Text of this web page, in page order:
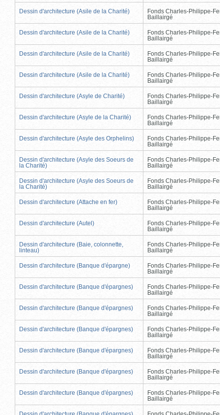
Dessin d'architecture (Asile de la Charité)
Fonds Charles-Philippe-
Baillairgé
Dessin d'architecture (Asile de la Charité)
Fonds Charles-Philippe-
Baillairgé
Dessin d'architecture (Asile de la Charité)
Fonds Charles-Philippe-
Baillairgé
Dessin d'architecture (Asile de la Charité)
Fonds Charles-Philippe-
Baillairgé
Dessin d'architecture (Asyle de Charité)
Fonds Charles-Philippe-
Baillairgé
Dessin d'architecture (Asyle de la Charité)
Fonds Charles-Philippe-
Baillairgé
Dessin d'architecture (Asyle des Orphelins)
Fonds Charles-Philippe-
Baillairgé
Dessin d'architecture (Asyle des Soeurs de
la Charité)
Fonds Charles-Philippe-
Baillairgé
Dessin d'architecture (Asyle des Soeurs de
la Charité)
Fonds Charles-Philippe-
Baillairgé
Dessin d'architecture (Attache en fer)
Fonds Charles-Philippe-
Baillairgé
Dessin d'architecture (Autel)
Fonds Charles-Philippe-
Baillairgé
Dessin d'architecture (Baie, colonnette,
linteau)
Fonds Charles-Philippe-
Baillairgé
Dessin d'architecture (Banque d'épargne)
Fonds Charles-Philippe-
Baillairgé
Dessin d'architecture (Banque d'épargnes)
Fonds Charles-Philippe-
Baillairgé
Dessin d'architecture (Banque d'épargnes)
Fonds Charles-Philippe-
Baillairgé
Dessin d'architecture (Banque d'épargnes)
Fonds Charles-Philippe-
Baillairgé
Dessin d'architecture (Banque d'épargnes)
Fonds Charles-Philippe-
Baillairgé
Dessin d'architecture (Banque d'épargnes)
Fonds Charles-Philippe-
Baillairgé
Dessin d'architecture (Banque d'épargnes)
Fonds Charles-Philippe-
Baillairgé